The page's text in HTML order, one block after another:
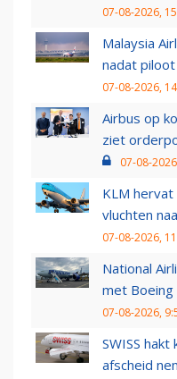
07-08-2026,
Malaysia
nadat
07-08-2026,
Airbus op
ziet
07-08-
KLM
vluchten
07-08-2026,
National
met
07-08-2026,
SWISS
afscheid